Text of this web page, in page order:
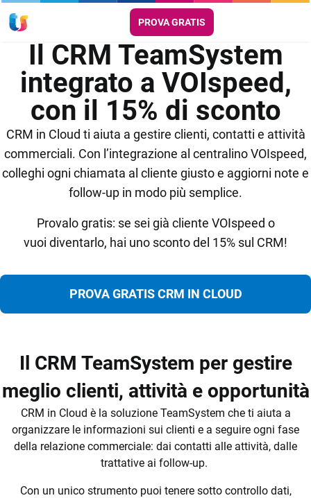
PROVA GRATIS
Il CRM TeamSystem
integrato a VOIspeed,
con il 15% di sconto
CRM in Cloud ti aiuta a gestire clienti, contatti e attività
commerciali. Con l’integrazione al centralino VOIspeed,
colleghi ogni chiamata al cliente giusto e aggiorni note e
follow-up in modo più semplice.
Provalo gratis: se sei già cliente VOIspeed o
vuoi diventarlo, hai uno sconto del 15% sul CRM!
PROVA GRATIS CRM IN CLOUD
Il CRM TeamSystem per gestire
meglio clienti, attività e opportunità
CRM in Cloud è la soluzione TeamSystem che ti aiuta a
organizzare le informazioni sui clienti e a seguire ogni fase
della relazione commerciale: dai contatti alle attività, dalle
trattative ai follow-up.
Con un unico strumento puoi tenere sotto controllo dati,